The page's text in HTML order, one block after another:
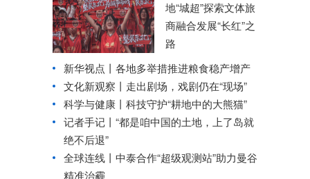
地“城超”探索文体旅
商融合发展“长红”之
路
新华视点丨 各地多举措推进粮食稳产增产
文化新观察丨 走出剧场，戏剧仍在“现场”
科学与健康丨科技守护“耕地中的大熊猫”
记者手记丨“都是咱中国的土地，上了岛就
绝不后退”
全球连线丨 中泰合作“超级观测站”助力曼谷
精准治霾